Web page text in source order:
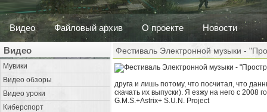
Видео Файловый архив О проекте Новости
Видео
Мувики
Видео обзоры
Видео уроки
Киберспорт
Фестиваль Электронной музыки -
друга и лишь потому, что посчитал, что
скачать их выпуски). Я езжу на него с
G.M.S.+Astrix+ S.U.N. Project